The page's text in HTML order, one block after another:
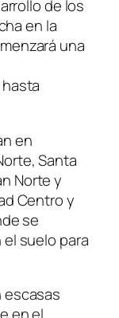
de los
en la
una
en
Santa
Norte y
Centro y
se
suelo para
escasas